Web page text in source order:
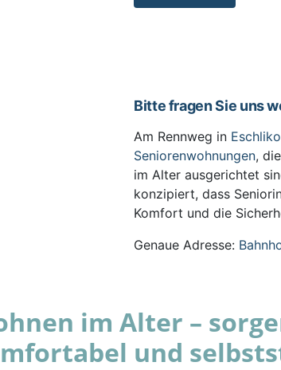
Bitte fragen Sie uns
Am Rennweg in
Seniorenwohnungen,
im Alter ausgerichtet
konzipiert, dass
Komfort und die
Genaue Adresse:
im Alter –
und